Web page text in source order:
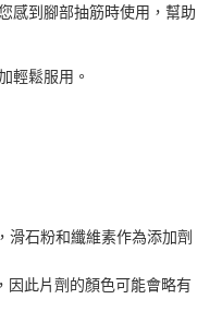
感到腳部抽筋時使用，幫助
輕鬆服用。
滑石粉和纖維素作為添加劑
此片劑的顏色可能會略有